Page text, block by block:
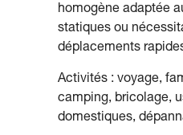
homogène adaptée
statiques ou
déplacements
Activités : voyage,
camping, bricolage,
domestiques,